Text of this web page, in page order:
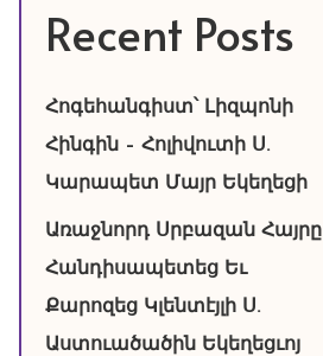
Recent Posts
Հոգեհանգիստ՝ Լիզպոնի
Հինգին – Հոլիվուտի Ս.
Կարապետ Մայր Եկեղեցի
Առաջնորդ Սրբազան Հայրը
Հանդիսապետեց Եւ
Քարոզեց Կլենտէյլի Ս.
Աստուածածին Եկեղեցւոյ